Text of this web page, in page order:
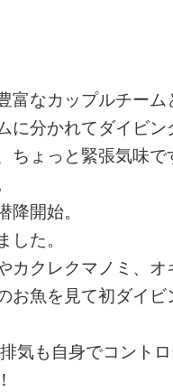
富なカップルチー
分かれてダイビン
ちょっと緊張気味
開始。
た。
カクレクマノミ、
お魚を見て初ダイ
気も自身でコント